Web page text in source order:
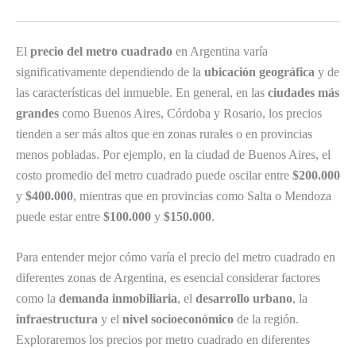
El precio del metro cuadrado en Argentina varía
significativamente dependiendo de la ubicación geográfica y de
las características del inmueble. En general, en las ciudades más
grandes como Buenos Aires, Córdoba y Rosario, los precios
tienden a ser más altos que en zonas rurales o en provincias
menos pobladas. Por ejemplo, en la ciudad de Buenos Aires, el
costo promedio del metro cuadrado puede oscilar entre $200.000
y $400.000, mientras que en provincias como Salta o Mendoza
puede estar entre $100.000 y $150.000.
Para entender mejor cómo varía el precio del metro cuadrado en
diferentes zonas de Argentina, es esencial considerar factores
como la demanda inmobiliaria, el desarrollo urbano, la
infraestructura y el nivel socioeconómico de la región.
Exploraremos los precios por metro cuadrado en diferentes